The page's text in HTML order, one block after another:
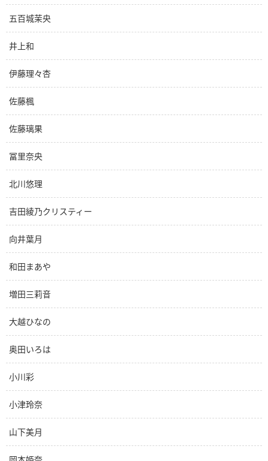
五百城茉央
井上和
伊藤理々杏
佐藤楓
佐藤璃果
冨里奈央
北川悠理
吉田綾乃クリスティー
向井葉月
和田まあや
増田三莉音
大越ひなの
奥田いろは
小川彩
小津玲奈
山下美月